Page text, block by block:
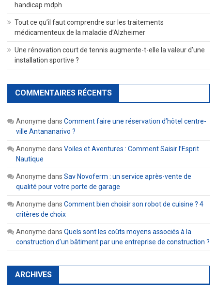
handicap mdph
Tout ce qu’il faut comprendre sur les traitements
médicamenteux de la maladie d’Alzheimer
Une rénovation court de tennis augmente-t-elle la valeur d’une
installation sportive ?
COMMENTAIRES RÉCENTS
Anonyme dans Comment faire une réservation d’hôtel centre-
ville Antananarivo ?
Anonyme dans Voiles et Aventures : Comment Saisir l’Esprit
Nautique
Anonyme dans Sav Novoferm : un service après-vente de
qualité pour votre porte de garage
Anonyme dans Comment bien choisir son robot de cuisine ? 4
critères de choix
Anonyme dans Quels sont les coûts moyens associés à la
construction d’un bâtiment par une entreprise de construction ?
ARCHIVES